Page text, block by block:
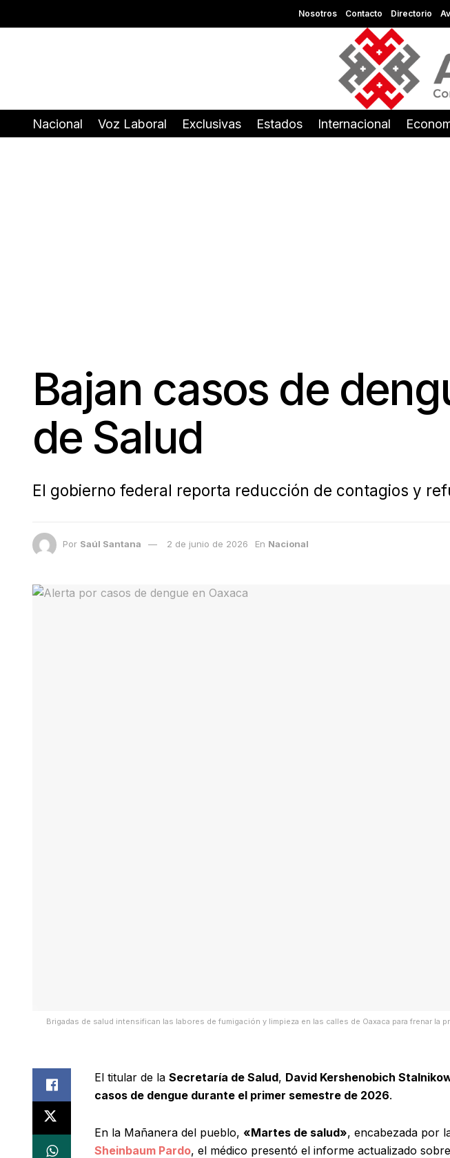
Nosotros Contacto Directorio
Nacional Voz Laboral Exclusivas Estados Internacional
Bajan casos de
de Salud
El gobierno federal reporta reducción de contagios y
Por Saúl Santana 2 de junio de 2026 En Nacional
Brigadas de salud intensifican las labores de fumigación y limpieza en las calles de Oaxaca para frenar la
El titular de la Secretaría de Salud, David Kershenobich
casos de dengue durante el primer semestre de 2026.
En la Mañanera del pueblo, «Martes de salud», encabezada por
Sheinbaum Pardo, el médico presentó el informe actualizado